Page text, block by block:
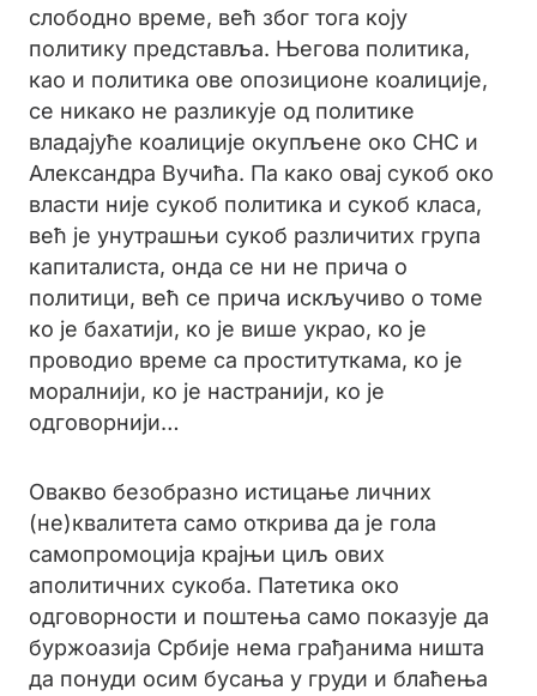
слободно време, већ због тога коју
политику представља. Његова политика,
као и политика ове опозиционе коалиције,
се никако не разликује од политике
владајуће коалиције окупљене око СНС и
Александра Вучића. Па како овај сукоб око
власти није сукоб политика и сукоб класа,
већ је унутрашњи сукоб различитих група
капиталиста, онда се ни не прича о
политици, већ се прича искључиво о томе
ко је бахатији, ко је више украо, ко је
проводио време са проституткама, ко је
моралнији, ко је настранији, ко је
одговорнији…
Овакво безобразно истицање личних
(не)квалитета само открива да је гола
самопромоција крајњи циљ ових
аполитичних сукоба. Патетика око
одговорности и поштења само показује да
буржоазија Србије нема грађанима ништа
да понуди осим бусања у груди и блаћења